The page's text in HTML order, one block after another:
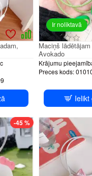
Ir noliktavā
Krājumu
Preces kods:
Maciņš
Avokado
Ielikt
-45 %